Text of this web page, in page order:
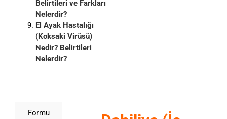
Belirtileri ve Farkları
Nelerdir?
El Ayak Hastalığı
(Koksaki Virüsü)
Nedir? Belirtileri
Nelerdir?
Formu